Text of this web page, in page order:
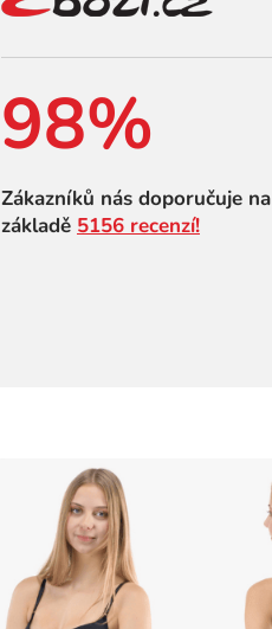
98%
Zákazníků nás doporučuje na
základě 5156 recenzí!